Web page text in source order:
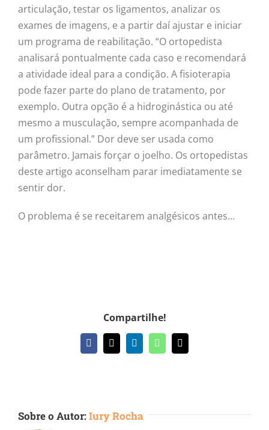
articulação, testar os ligamentos, analizar os
exames de imagens, e a partir daí ajustar e iniciar
um programa de reabilitação. “O ortopedista
analisará pontualmente cada caso e recomendará
a atividade ideal para a condição. A fisioterapia
pode fazer parte do plano de tratamento, por
exemplo. Outra opção é a hidroginástica ou até
mesmo a musculação, sempre acompanhada de
um profissional.” Dor deve ser usada como
parâmetro. Jamais forçar o joelho. Os ortopedistas
deste artigo aconselham parar imediatamente se
sentir dor.
O problema é se receitarem analgésicos antes…
Compartilhe!
Facebook
X LinkedInWhatsApp
E-
mail
Sobre o Autor:Iury Rocha